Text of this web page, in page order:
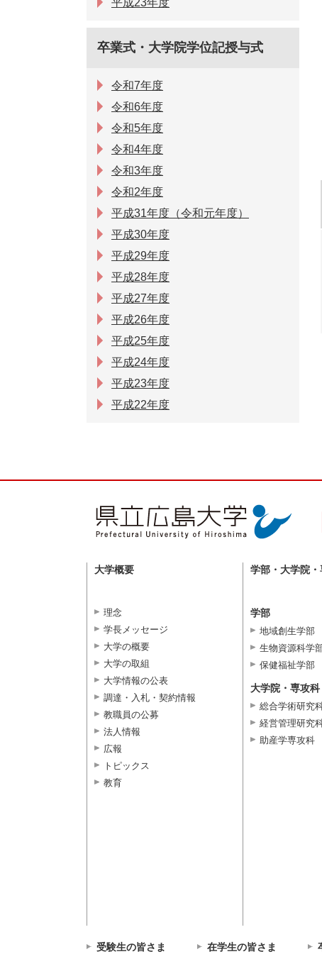
平成23年度
卒業式・大学院学位記授与式
令和7年度
令和6年度
令和5年度
令和4年度
令和3年度
令和2年度
平成31年度（令和元年度）
平成30年度
平成29年度
平成28年度
平成27年度
平成26年度
平成25年度
平成24年度
平成23年度
平成22年度
大学概要
理念
学長メッセージ
大学の概要
大学の取組
大学情報の公表
調達・入札・契約情報
教職員の公募
法人情報
広報
トピックス
教育
学部・大学院
学部
地域創生学部
生物資源科学
保健福祉学部
大学院・専攻科
総合学術研究
経営管理研究
助産学専攻科
受験生の皆さま 在学生の皆さま